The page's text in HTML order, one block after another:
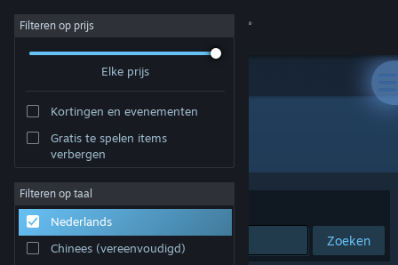
Inloggen
Community
Over
Ondersteuning
Filteren op prijs
Elke prijs
Kortingen en evenementen
Gratis te spelen items
verbergen
Filteren op taal
Nederlands
Chinees (vereenvoudigd)
Ontwikkelaar: Darkraven
Sorteren op Relevantie
Zoeken